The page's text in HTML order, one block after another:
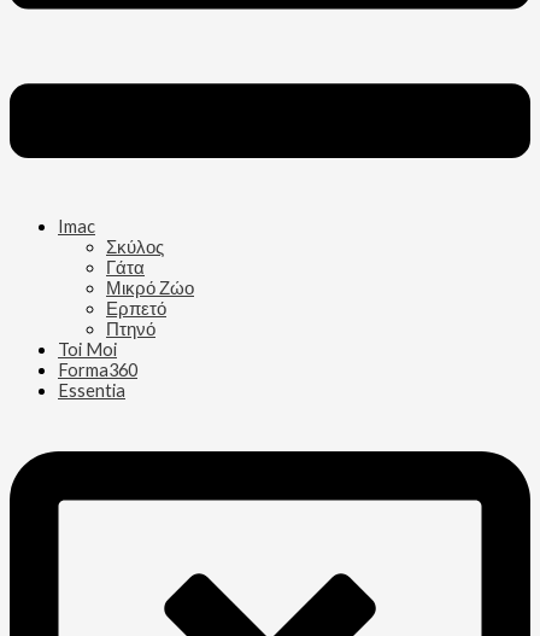
Imac
Σκύλος
Γάτα
Μικρό Ζώο
Ερπετό
Πτηνό
Toi Moi
Forma360
Essentia